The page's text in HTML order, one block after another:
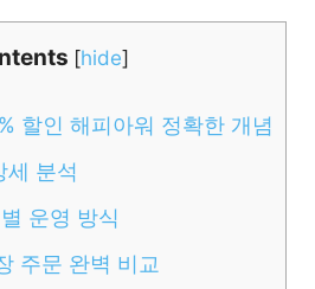
[hide]
할인 해피아워 정확한 개념
세 분석
운영 방식
주문 완벽 비교